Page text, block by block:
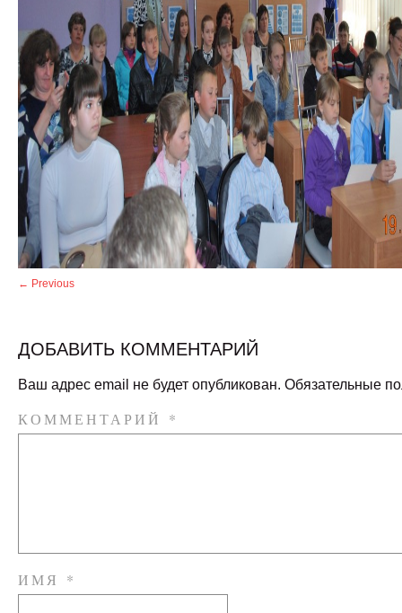
← Previous
ДОБАВИТЬ КОММЕНТАРИЙ
Ваш адрес email не будет опубликован. Обязательные
КОММЕНТАРИЙ *
ИМЯ *